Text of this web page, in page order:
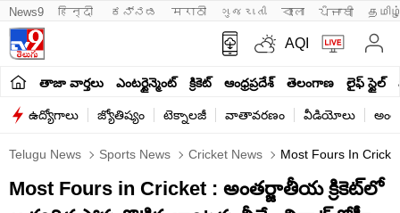
News9 हिन्दी ಕನ್ನಡ मराठी ગુજરાતી বাংলা ਪੰਜਾਬੀ
AQI
తాజా వార్తలు ఎంటర్టైన్మెంట్ క్రికెట్ ఆంధ్రప్రదేశ్ తెలంగాణ లైఫ్ స్టైల్
ఉద్యోగాలు జ్యోతిష్యం టెక్నాలజీ వాతావరణం వీడియోలు
Telugu News Sports News Cricket News Most Fours In
Most Fours in Cricket : అంతర్జాతీయ క్రికెట్‌లో